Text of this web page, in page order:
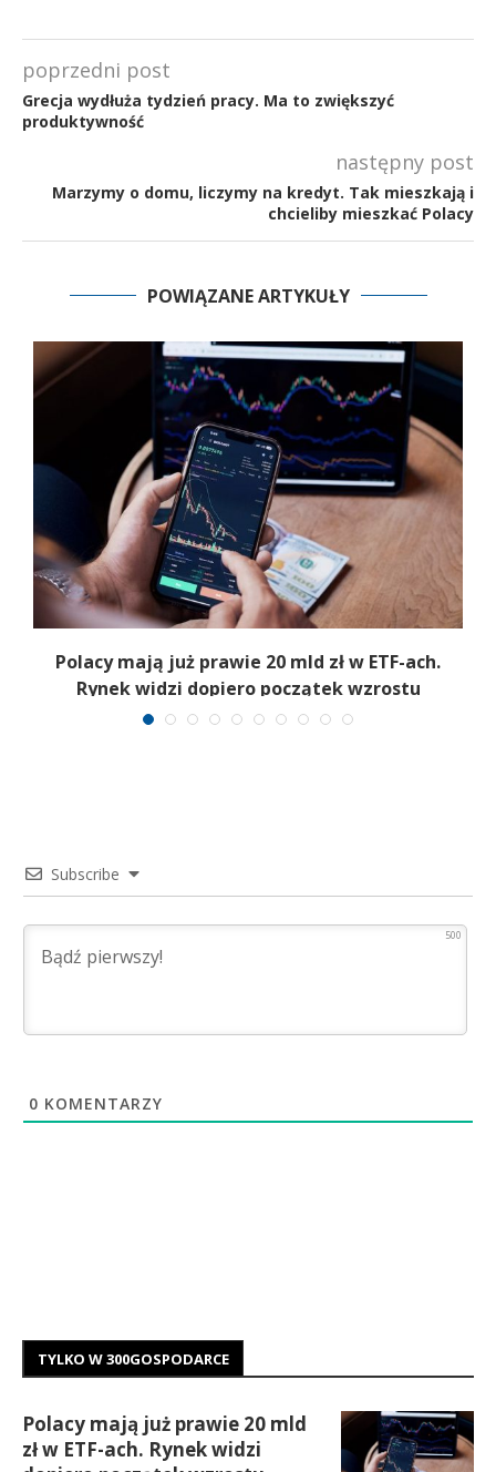
poprzedni post
Grecja wydłuża tydzień pracy. Ma to zwiększyć
produktywność
następny post
Marzymy o domu, liczymy na kredyt. Tak mieszkają i
chcieliby mieszkać Polacy
POWIĄZANE ARTYKUŁY
Polacy mają już prawie 20 mld zł w ETF-ach.
Rynek widzi dopiero początek wzrostu
Subscribe
500
0 KOMENTARZY
TYLKO W 300GOSPODARCE
Polacy mają już prawie 20 mld
zł w ETF-ach. Rynek widzi